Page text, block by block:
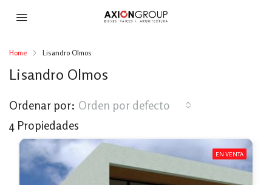
Home Lisandro Olmos
Lisandro Olmos
4 Propiedades
Ordenar por: Orden por defecto
EN VENTA